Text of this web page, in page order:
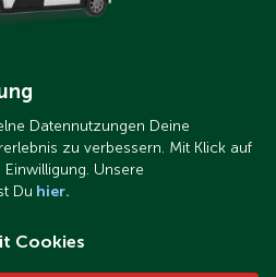
Datennutzungen Deine
zu verbessern. Mit Klick auf
Einwilligung. Unsere
Du hier.
Cookies